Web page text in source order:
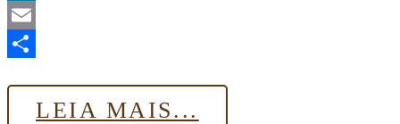
LinkedIn
Email
LEIA MAIS...